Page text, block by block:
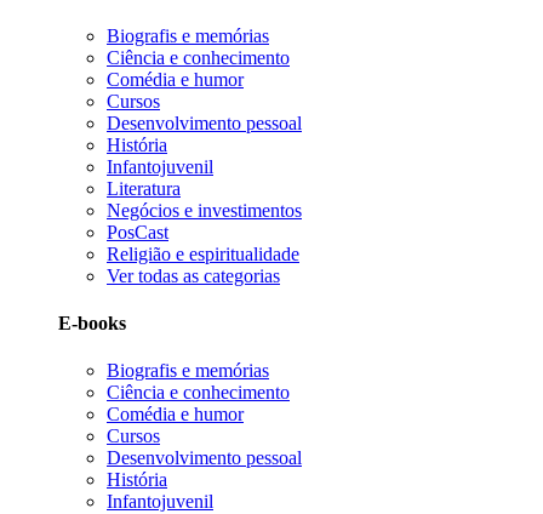
Biografis e memórias
Ciência e conhecimento
Comédia e humor
Cursos
Desenvolvimento pessoal
História
Infantojuvenil
Literatura
Negócios e investimentos
PosCast
Religião e espiritualidade
Ver todas as categorias
E-books
Biografis e memórias
Ciência e conhecimento
Comédia e humor
Cursos
Desenvolvimento pessoal
História
Infantojuvenil